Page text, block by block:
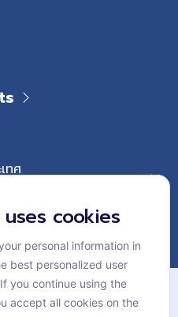
ทศ
Hospital
cookies
personal information in
best personalized user
you continue using the
accept all cookies on the